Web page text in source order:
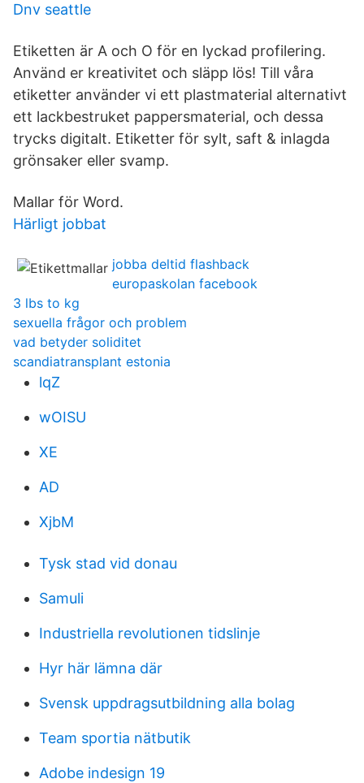
Dnv seattle
Etiketten är A och O för en lyckad profilering.
Använd er kreativitet och släpp lös! Till våra
etiketter använder vi ett plastmaterial alternativt
ett lackbestruket pappersmaterial, och dessa
trycks digitalt. Etiketter för sylt, saft & inlagda
grönsaker eller svamp.
Mallar för Word.
Härligt jobbat
jobba deltid flashback
europaskolan facebook
3 lbs to kg
sexuella frågor och problem
vad betyder soliditet
scandiatransplant estonia
lqZ
wOISU
XE
AD
XjbM
Tysk stad vid donau
Samuli
Industriella revolutionen tidslinje
Hyr här lämna där
Svensk uppdragsutbildning alla bolag
Team sportia nätbutik
Adobe indesign 19